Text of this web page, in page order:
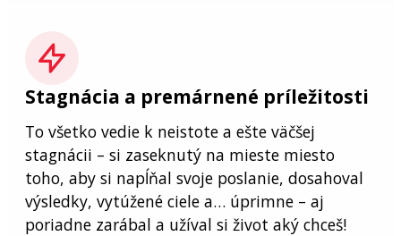
Stagnácia a premárnené príležitosti
To všetko vedie k neistote a ešte väčšej
stagnácii – si zaseknutý na mieste miesto
toho, aby si napĺňal svoje poslanie, dosahoval
výsledky, vytúžené ciele a… úprimne – aj
poriadne zarábal a užíval si život aký chceš!